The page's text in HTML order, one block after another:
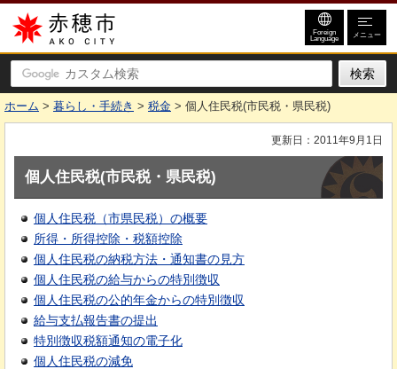
赤穂市
Foreign
Language メニュー
ホーム > 暮らし・手続き > 税金 > 個人住民税(市民税・県民税)
更新日：2011年9月1日
個人住民税(市民税・県民税)
個人住民税（市県民税）の概要
所得・所得控除・税額控除
個人住民税の納税方法・通知書の見方
個人住民税の給与からの特別徴収
個人住民税の公的年金からの特別徴収
給与支払報告書の提出
特別徴収税額通知の電子化
個人住民税の減免